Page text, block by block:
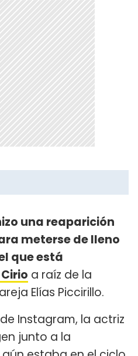
una reaparición
meterse de lleno
que está
a raíz de la
Elías Piccirillo.
Instagram, la actriz
junto a la